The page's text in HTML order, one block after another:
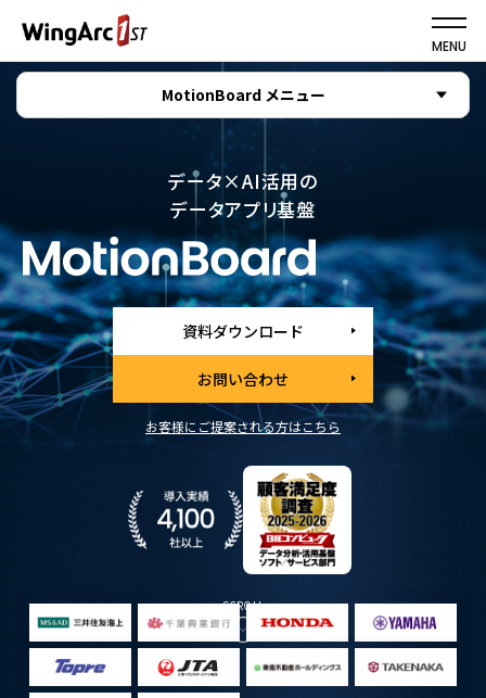
MENU
MotionBoard メニュー
データ×AI活用の
データアプリ基盤
資料ダウンロード
お問い合わせ
お客様にご提案される方はこちら
SCROLL